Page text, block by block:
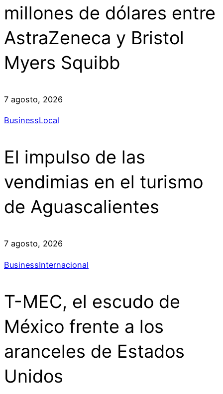
millones de dólares entre
AstraZeneca y Bristol
Myers Squibb
7 agosto, 2026
BusinessLocal
El impulso de las
vendimias en el turismo
de Aguascalientes
7 agosto, 2026
BusinessInternacional
T-MEC, el escudo de
México frente a los
aranceles de Estados
Unidos